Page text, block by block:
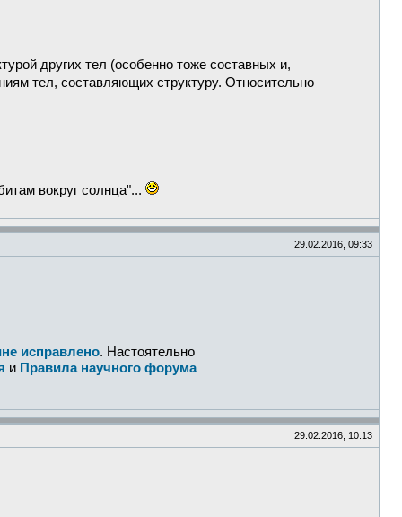
других тел (особенно тоже составных и,
тел, составляющих структуру. Относительно
вокруг солнца"...
29.02.2016, 09:33
исправлено. Настоятельно
и Правила научного форума
29.02.2016, 10:13